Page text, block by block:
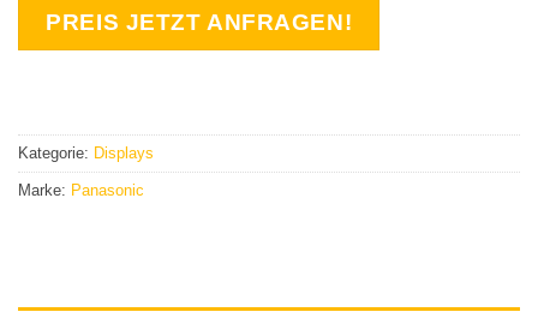
PREIS JETZT ANFRAGEN!
Kategorie: Displays
Marke: Panasonic